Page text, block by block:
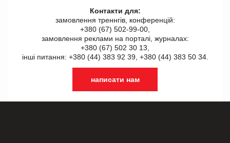
Контакти для:
замовлення треннгів, конференцій:
+380 (67) 502-99-00,
замовлення реклами на порталі, журналах:
+380 (67) 502 30 13,
інші питання: +380 (44) 383 92 39, +380 (44) 383 50 34.
написати нам